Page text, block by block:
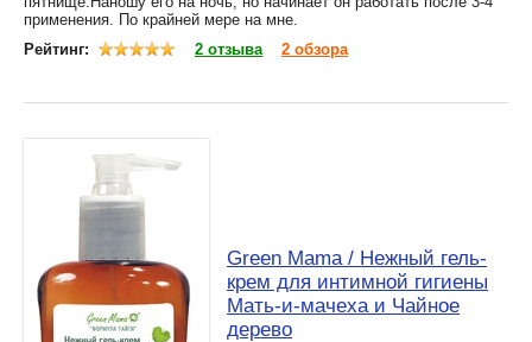
применения. По крайней мере на мне.
Рейтинг:
2 отзыва 2 обзора
Green Mama / Нежный гель-
крем для интимной гигиены
Мать-и-мачеха и Чайное
дерево